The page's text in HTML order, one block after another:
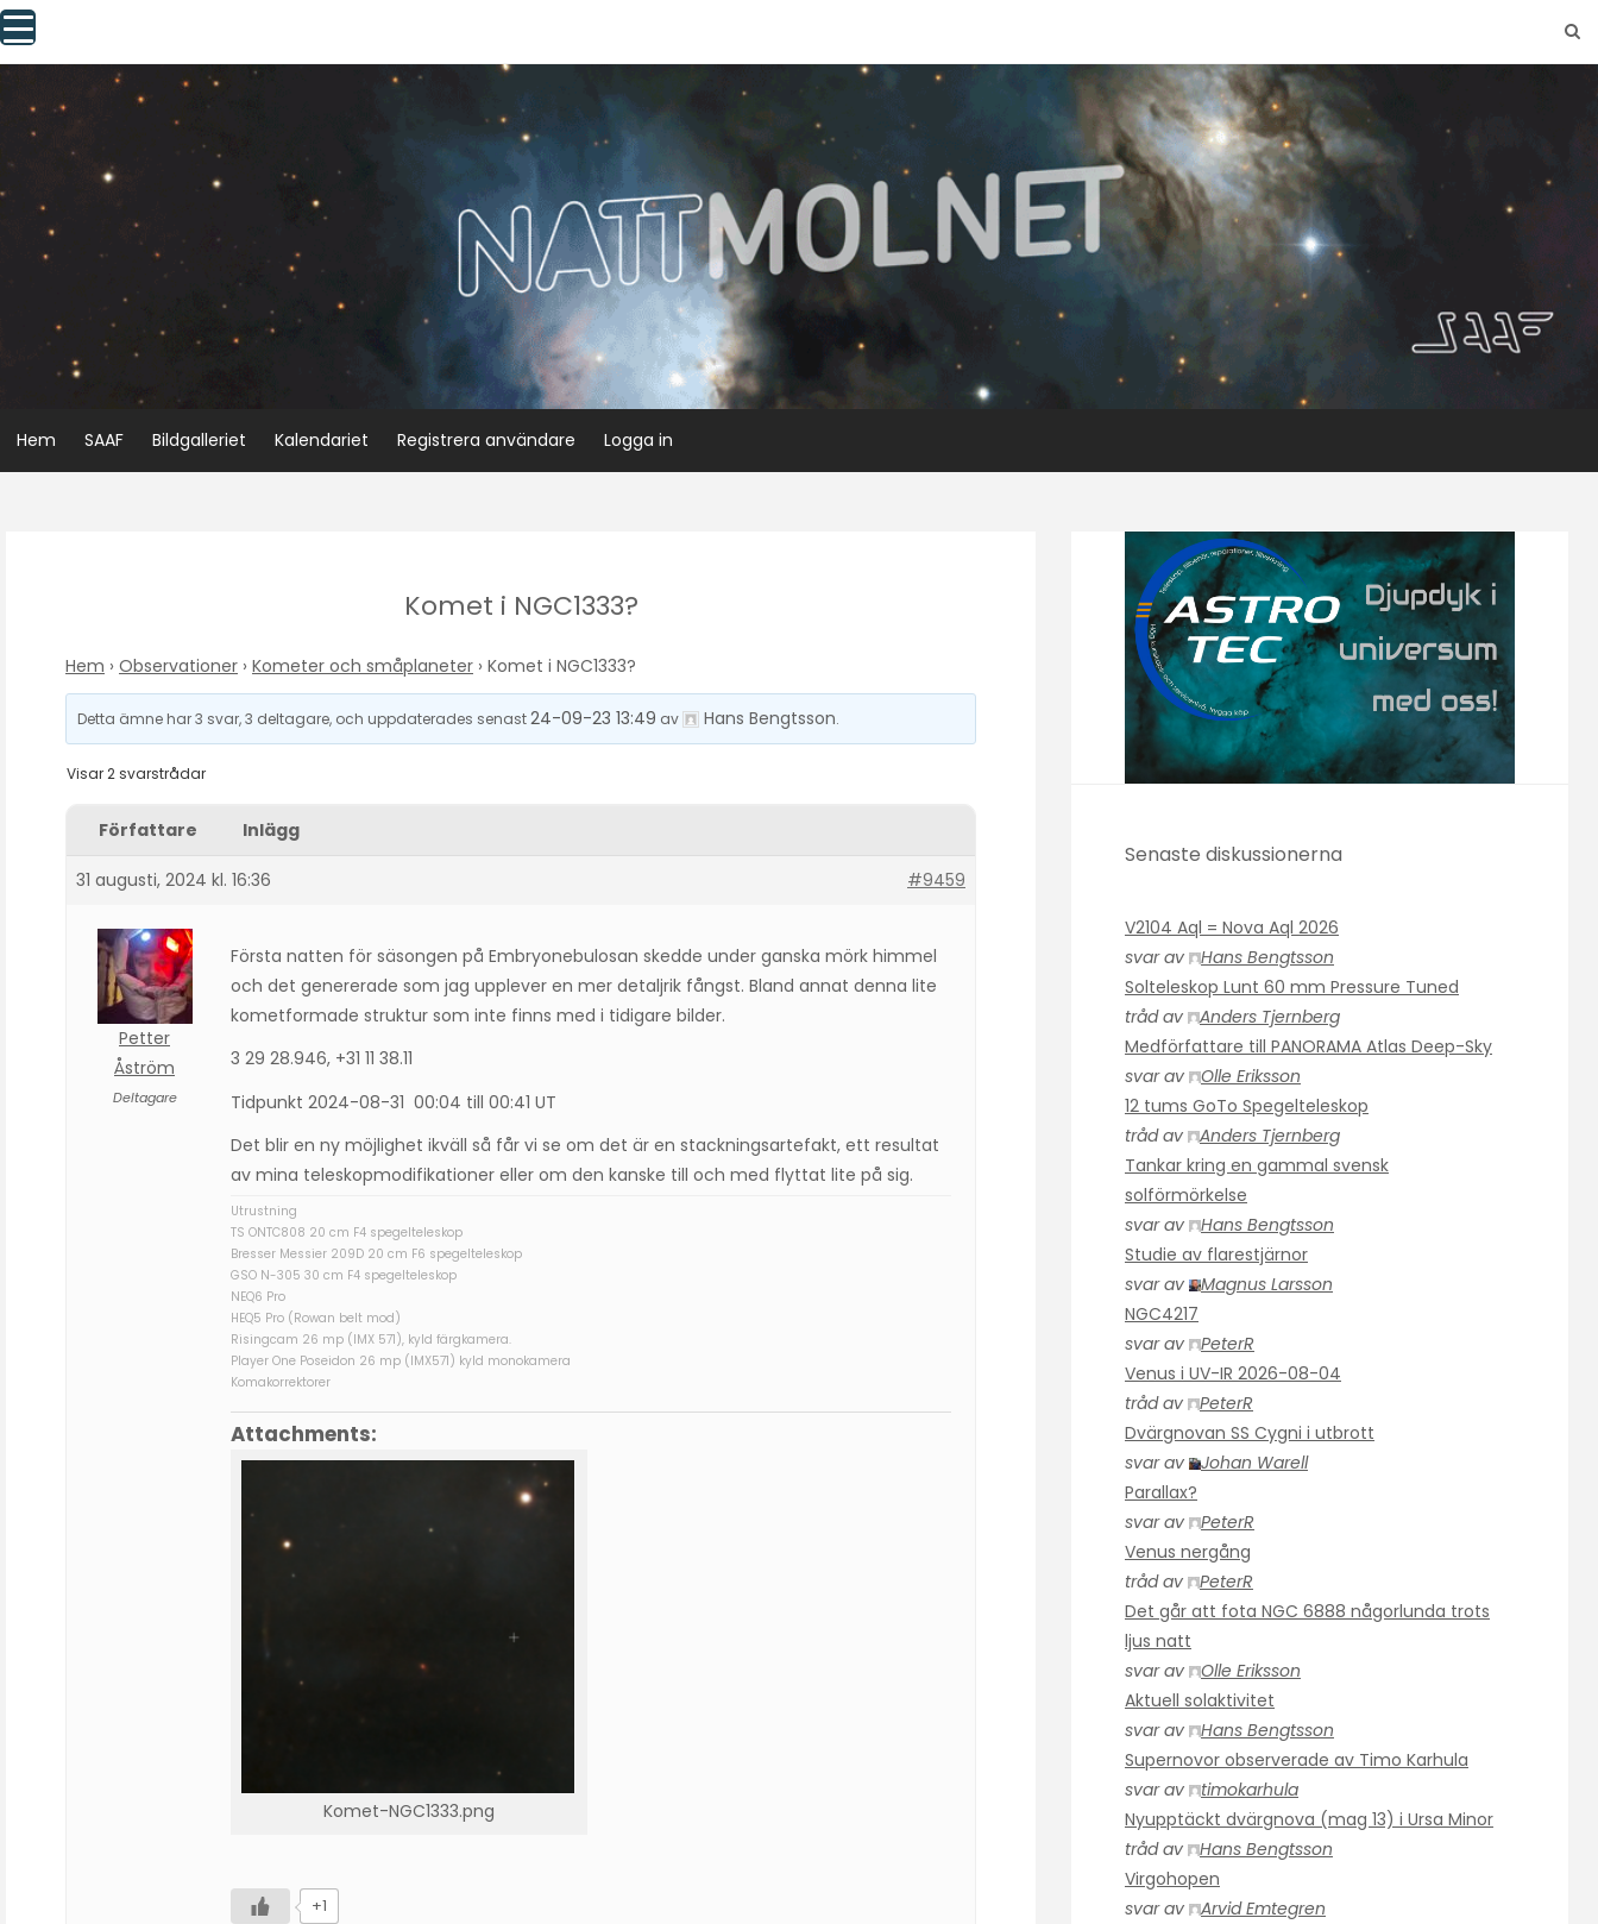
Skip
to
content
Hem SAAF Bildgalleriet Kalendariet Registrera användare Logga in
Komet i NGC1333?
Hem › Observationer › Kometer och småplaneter › Komet i NGC1333?
Detta ämne har 3 svar, 3 deltagare, och uppdaterades senast24-09-23 13:49 av Hans Bengtsson.
Visar 2 svarstrådar
Författare Inlägg
31 augusti, 2024 kl. 16:36 #9459
Petter
Åström
Deltagare
Första natten för säsongen på Embryonebulosan skedde under ganska mörk himmel
och det genererade som jag upplever en mer detaljrik fångst. Bland annat denna lite
kometformade struktur som inte finns med i tidigare bilder.
3 29 28.946, +31 11 38.11
Tidpunkt 2024-08-31 00:04 till 00:41 UT
Det blir en ny möjlighet ikväll så får vi se om det är en stackningsartefakt, ett resultat
av mina teleskopmodifikationer eller om den kanske till och med flyttat lite på sig.
Utrustning
TS ONTC808 20 cm F4 spegelteleskop
Bresser Messier 209D 20 cm F6 spegelteleskop
GSO N-305 30 cm F4 spegelteleskop
NEQ6 Pro
HEQ5 Pro (Rowan belt mod)
Risingcam 26 mp (IMX 571), kyld färgkamera.
Player One Poseidon 26 mp (IMX571) kyld monokamera
Komakorrektorer
Attachments:
Komet-NGC1333.png
+1
Senaste diskussionerna
V2104 Aql = Nova Aql 2026
svar av
Hans Bengtsson
Solteleskop Lunt 60 mm Pressure Tuned
tråd av
Anders Tjernberg
Medförfattare till PANORAMA Atlas Deep-Sky
svar av
Olle Eriksson
12 tums GoTo Spegelteleskop
tråd av
Anders Tjernberg
Tankar kring en gammal svensk
solförmörkelse
svar av
Hans Bengtsson
Studie av flarestjärnor
svar av
Magnus Larsson
NGC4217
svar av
PeterR
Venus i UV-IR 2026-08-04
tråd av
PeterR
Dvärgnovan SS Cygni i utbrott
svar av
Johan Warell
Parallax?
svar av
PeterR
Venus nergång
tråd av
PeterR
Det går att fota NGC 6888 någorlunda trots
ljus natt
svar av
Olle Eriksson
Aktuell solaktivitet
svar av
Hans Bengtsson
Supernovor observerade av Timo Karhula
svar av
timokarhula
Nyupptäckt dvärgnova (mag 13) i Ursa Minor
tråd av
Hans Bengtsson
Virgohopen
svar av
Arvid Emtegren